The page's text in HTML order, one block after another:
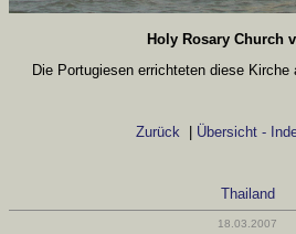
Holy Rosary Church
Die Portugiesen errichteten diese
Zurück Übersicht -
Thailand
18.03.2007